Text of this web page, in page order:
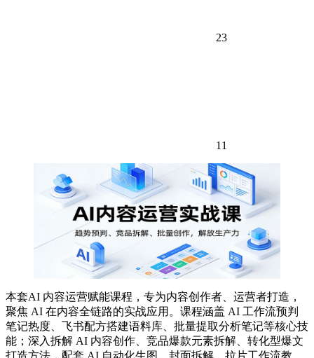
23
11
本套AI 内容运营赋能课程，专为内容创作者、运营者打造，
聚焦 AI 在内容全链路的实战应用。课程涵盖 AI 工作流预判
笔记热度、飞书配方搭建语料库、批量提取分析笔记等核心技
能；深入拆解 AI 内容创作、竞品爆款元素拆解、转化型爆文